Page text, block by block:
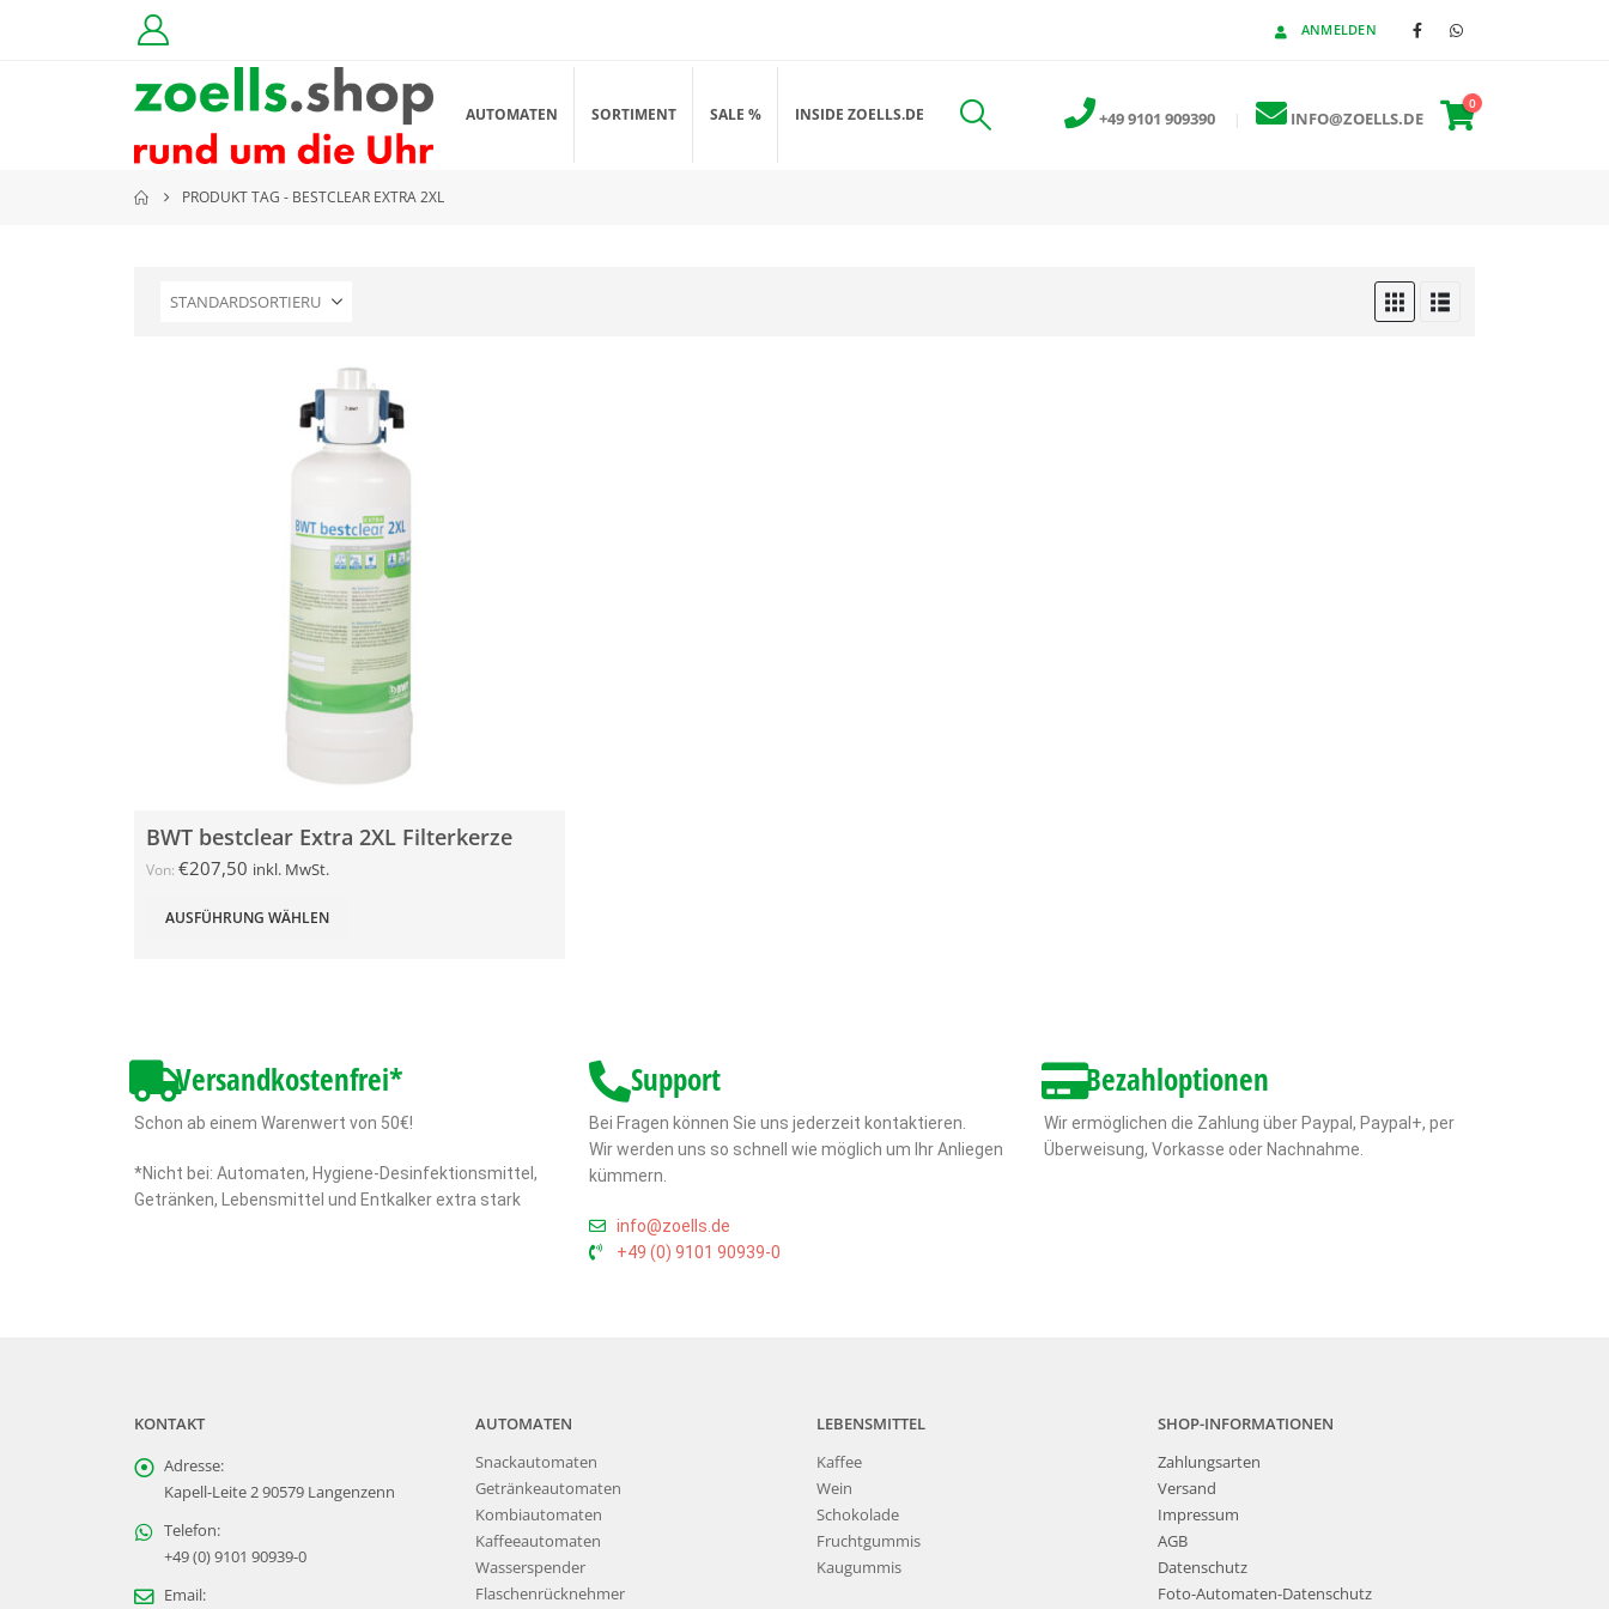
ANMELDEN
AUTOMATEN SORTIMENT SALE % INSIDE ZOELLS.DE +49 9101 909390 | INFO@ZOELLS.DE
0
PRODUKT TAG - BESTCLEAR EXTRA 2XL
BWT bestclear Extra 2XL Filterkerze
Von: €207,50 inkl. MwSt.
AUSFÜHRUNG WÄHLEN
Versandkostenfrei*
Schon ab einem Warenwert von 50€!
*Nicht bei: Automaten, Hygiene-Desinfektionsmittel,
Getränken, Lebensmittel und Entkalker extra stark
Support
Bei Fragen können Sie uns jederzeit kontaktieren.
Wir werden uns so schnell wie möglich um Ihr Anliegen
kümmern.
info@zoells.de
+49 (0) 9101 90939-0
Bezahloptionen
Wir ermöglichen die Zahlung über Paypal, Paypal+, per
Überweisung, Vorkasse oder Nachnahme.
KONTAKT
Adresse:
Kapell-Leite 2 90579 Langenzenn
Telefon:
+49 (0) 9101 90939-0
Email:
AUTOMATEN
Snackautomaten
Getränkeautomaten
Kombiautomaten
Kaffeeautomaten
Wasserspender
Flaschenrücknehmer
LEBENSMITTEL
Kaffee
Wein
Schokolade
Fruchtgummis
Kaugummis
SHOP-INFORMATIONEN
Zahlungsarten
Versand
Impressum
AGB
Datenschutz
Foto-Automaten-Datenschutz